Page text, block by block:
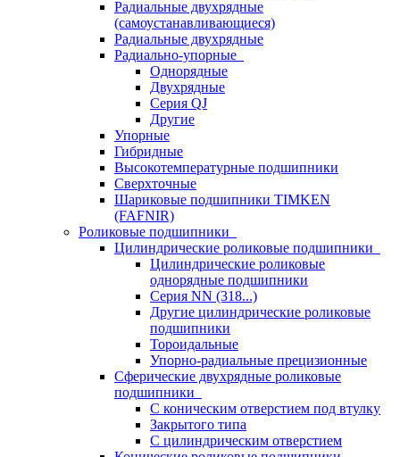
Радиальные двухрядные
(самоустанавливающиеся)
Радиальные двухрядные
Радиально-упорные
Однорядные
Двухрядные
Серия QJ
Другие
Упорные
Гибридные
Высокотемпературные подшипники
Сверхточные
Шариковые подшипники TIMKEN
(FAFNIR)
Роликовые подшипники
Цилиндрические роликовые подшипники
Цилиндрические роликовые
однорядные подшипники
Серия NN (318...)
Другие цилиндрические роликовые
подшипники
Тороидальные
Упорно-радиальные прецизионные
Сферические двухрядные роликовые
подшипники
С коническим отверстием под втулку
Закрытого типа
С цилиндрическим отверстием